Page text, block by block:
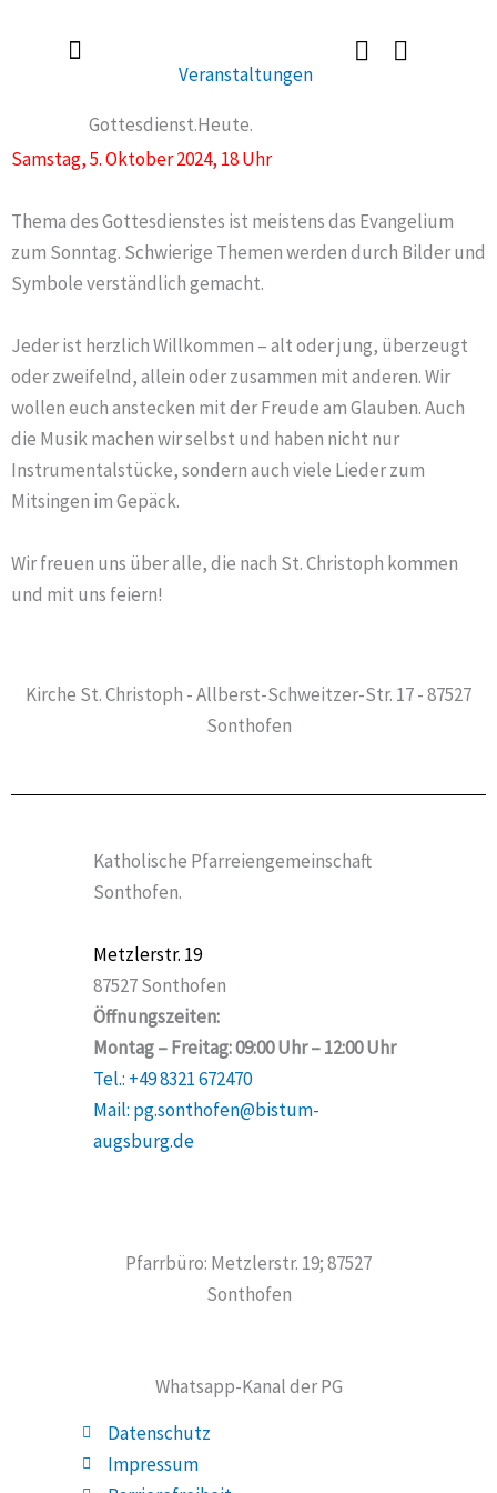
Veranstaltungen
Gottesdienst.Heute.
Samstag, 5. Oktober 2024, 18 Uhr
Thema des Gottesdienstes ist meistens das Evangelium
zum Sonntag. Schwierige Themen werden durch Bilder und
Symbole verständlich gemacht.
Jeder ist herzlich Willkommen – alt oder jung, überzeugt
oder zweifelnd, allein oder zusammen mit anderen. Wir
wollen euch anstecken mit der Freude am Glauben. Auch
die Musik machen wir selbst und haben nicht nur
Instrumentalstücke, sondern auch viele Lieder zum
Mitsingen im Gepäck.
Wir freuen uns über alle, die nach St. Christoph kommen
und mit uns feiern!
Kirche St. Christoph - Allberst-Schweitzer-Str. 17 - 87527
Sonthofen
Katholische Pfarreiengemeinschaft
Sonthofen.
Metzlerstr. 19
87527 Sonthofen
Öffnungszeiten:
Montag – Freitag: 09:00 Uhr – 12:00 Uhr
Tel.: +49 8321 672470
Mail: pg.sonthofen@bistum-
augsburg.de
Datenschutz
Impressum
Pfarrbüro: Metzlerstr. 19; 87527
Sonthofen
Whatsapp-Kanal der PG